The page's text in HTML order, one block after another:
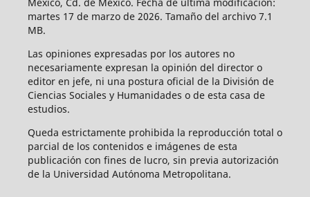
martes 17 de marzo de 2026. Tamaño del archivo 7.1
MB.
Las opiniones expresadas por los autores no
necesariamente expresan la opinión del director o
editor en jefe, ni una postura oficial de la División de
Ciencias Sociales y Humanidades o de esta casa de
estudios.
Queda estrictamente prohibida la reproducción total o
parcial de los contenidos e imágenes de esta
publicación con fines de lucro, sin previa autorización
de la Universidad Autónoma Metropolitana.